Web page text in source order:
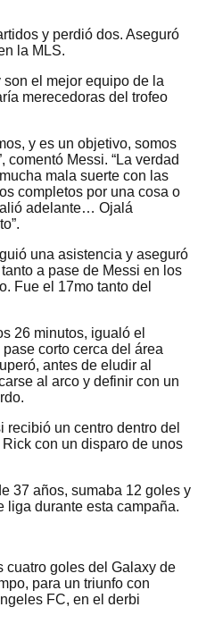
y perdió dos. Aseguró
la MLS.
son el mejor equipo de la
merecedoras del trofeo
y es un objetivo, somos
comentó Messi. “La verdad
mala suerte con las
completos por una cosa o
adelante… Ojalá
una asistencia y aseguró
a pase de Messi en los
Fue el 17mo tanto del
26 minutos, igualó el
corto cerca del área
antes de eludir al
al arco y definir con un
un centro dentro del
con un disparo de unos
37 años, sumaba 12 goles y
liga durante esta campaña.
cuatro goles del Galaxy de
para un triunfo con
FC, en el derbi